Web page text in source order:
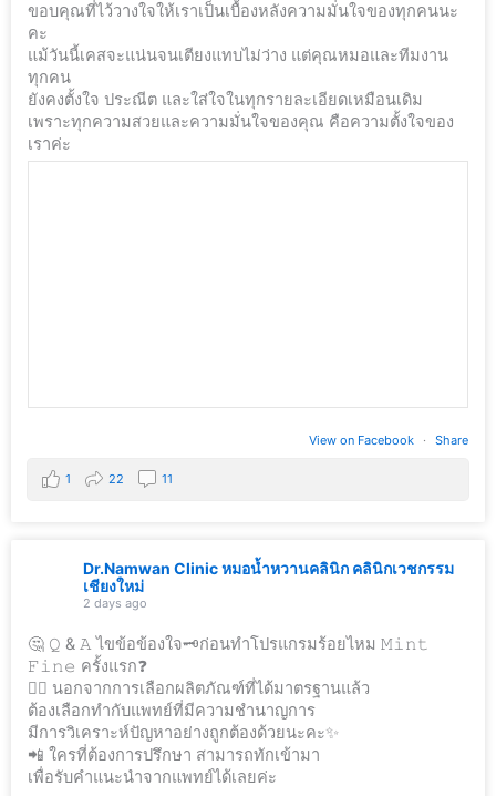
ขอบคุณที่ไว้วางใจให้เราเป็นเบื้องหลังความมั่นใจของทุกคนนะ
คะ
แม้วันนี้เคสจะแน่นจนเตียงแทบไม่ว่าง แต่คุณหมอและทีมงาน
ทุกคน
ยังคงตั้งใจ ประณีต และใส่ใจในทุกรายละเอียดเหมือนเดิม
เพราะทุกความสวยและความมั่นใจของคุณ คือความตั้งใจของ
เราค่ะ
View on Facebook · Share
1 22 11
Dr.Namwan Clinic หมอน้ำหวานคลินิก คลินิกเวชกรรม
เชียงใหม่
2 days ago
🤔 𝚀 & 𝙰 ไขข้อข้องใจ🗝ก่อนทำโปรแกรมร้อยไหม 𝙼𝚒𝚗𝚝
𝙵𝚒𝚗𝚎 ครั้งแรก❓
👩‍⚕️ นอกจากการเลือกผลิตภัณฑ์ที่ได้มาตรฐานแล้ว
ต้องเลือกทำกับแพทย์ที่มีความชำนาญการ
มีการวิเคราะห์ปัญหาอย่างถูกต้องด้วยนะคะ✨
📲 ใครที่ต้องการปรึกษา สามารถทักเข้ามา
เพื่อรับคำแนะนำจากแพทย์ได้เลยค่ะ